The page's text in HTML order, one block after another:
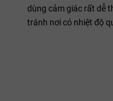
dùng cảm giác rất dễ
tránh nơi có nhiệt độ